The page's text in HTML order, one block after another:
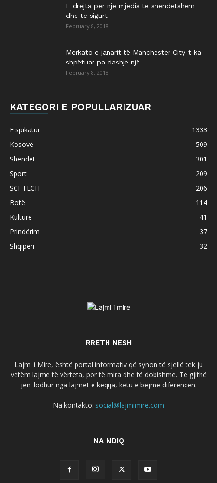
E drejta për një mjedis të shëndetshëm
dhe të sigurt
February 8, 2018
Merkato e janarit të Manchester City-t ka
shpëtuar pa dashje një...
February 8, 2018
KATEGORI E POPULLARIZUAR
E spikatur
1333
Kosovë
509
Shëndet
301
Sport
209
SCI-TECH
206
Botë
114
Kulturë
41
Prindërim
37
Shqipëri
32
RRETH NESH
Lajmi i Mire, është portal informativ që synon të sjellë tek ju
vetëm lajme të vërteta, por të mira dhe të dobishme. Të gjithë
jeni lodhur nga lajmet e këqija, këtu e bëjmë diferencën.
Na kontakto: social@lajmimire.com
NA NDIQ